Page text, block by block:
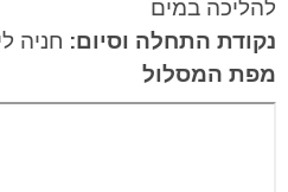
להליכה במים
נקודת התחלה וסיום: חניה
מפת המסלול